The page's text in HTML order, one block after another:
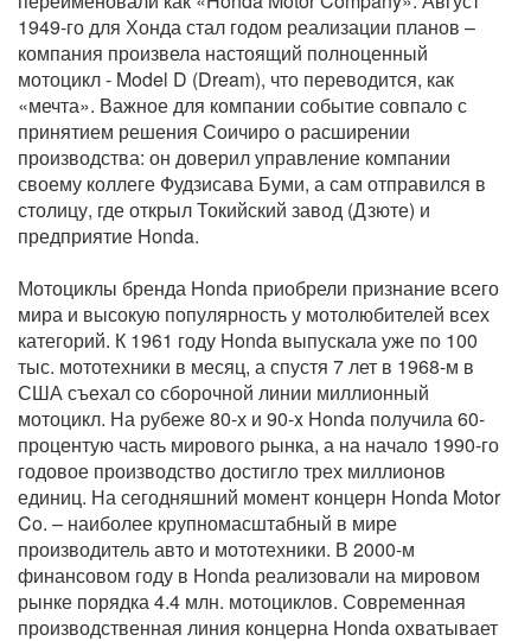
1949-го для Хонда стал годом реализации планов –
компания произвела настоящий полноценный
мотоцикл - Model D (Dream), что переводится, как
«мечта». Важное для компании событие совпало с
принятием решения Соичиро о расширении
производства: он доверил управление компании
своему коллеге Фудзисава Буми, а сам отправился в
столицу, где открыл Токийский завод (Дзюте) и
предприятие Honda.
Мотоциклы бренда Honda приобрели признание всего
мира и высокую популярность у мотолюбителей всех
категорий. К 1961 году Honda выпускала уже по 100
тыс. мототехники в месяц, а спустя 7 лет в 1968-м в
США съехал со сборочной линии миллионный
мотоцикл. На рубеже 80-х и 90-x Honda получила 60-
процентую часть мирового рынка, а на начало 1990-го
годовое производство достигло трех миллионов
единиц. На сегодняшний момент концерн Honda Motor
Co. – наиболее крупномасштабный в мире
производитель авто и мототехники. В 2000-м
финансовом году в Honda реализовали на мировом
рынке порядка 4.4 млн. мотоциклов. Современная
производственная линия концерна Honda охватывает